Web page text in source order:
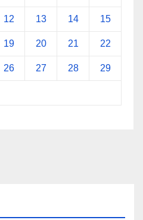
12 13 14 15
19 20 21 22
26 27 28 29